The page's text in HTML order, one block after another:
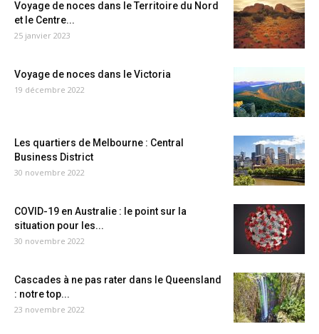
Voyage de noces dans le Territoire du Nord
et le Centre...
25 janvier 2023
Voyage de noces dans le Victoria
19 décembre 2022
Les quartiers de Melbourne : Central
Business District
30 novembre 2022
COVID-19 en Australie : le point sur la
situation pour les...
30 novembre 2022
Cascades à ne pas rater dans le Queensland
: notre top...
23 novembre 2022